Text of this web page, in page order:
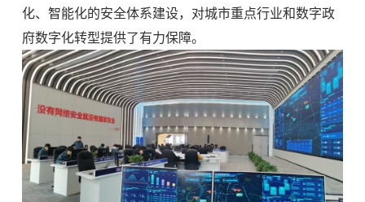
化、智能化的安全体系建设，对城市重点行业和数字政
府数字化转型提供了有力保障。